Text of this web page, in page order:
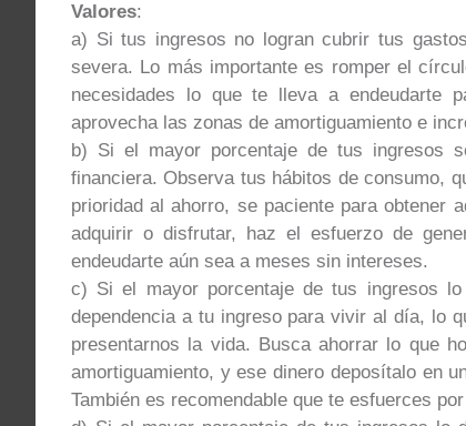
Valores:
a) Si tus ingresos no logran cubrir tus
severa. Lo más importante es romper el
necesidades lo que te lleva a endeudarte
aprovecha las zonas de amortiguamiento e
b) Si el mayor porcentaje de tus ingresos
financiera. Observa tus hábitos de consumo,
prioridad al ahorro, se paciente para obtener
adquirir o disfrutar, haz el esfuerzo de
endeudarte aún sea a meses sin intereses.
c) Si el mayor porcentaje de tus ingresos
dependencia a tu ingreso para vivir al día, lo
presentarnos la vida. Busca ahorrar lo que
amortiguamiento, y ese dinero deposítalo en
También es recomendable que te esfuerces